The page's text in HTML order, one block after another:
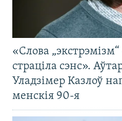
«Слова „экстрэмізм“
страціла сэнс».
Уладзімер Казлоў
менскія 90-я